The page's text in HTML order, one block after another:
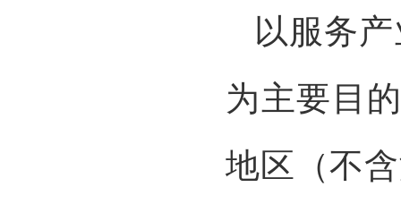
以服务
为主要目
地区（不